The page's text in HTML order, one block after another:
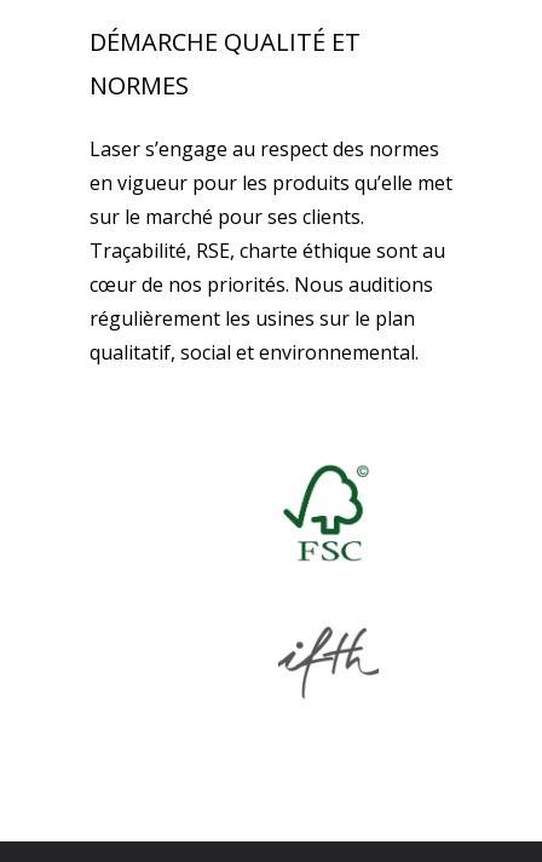
DÉMARCHE QUALITÉ ET
NORMES
Laser s’engage au respect des normes
en vigueur pour les produits qu’elle met
sur le marché pour ses clients.
Traçabilité, RSE, charte éthique sont au
cœur de nos priorités. Nous auditions
régulièrement les usines sur le plan
qualitatif, social et environnemental.